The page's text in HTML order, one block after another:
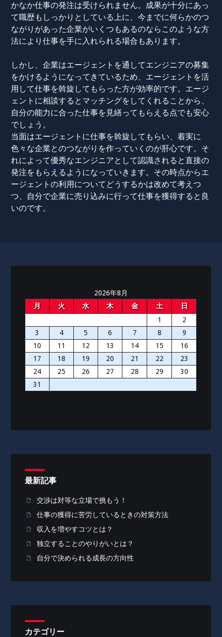
かなか仕事の発注は受けられません。成果が十分にあっ
て職歴もしっかりとしている上に、今までに何らかのつ
ながりがあった企業がいくつもあるのならこのような方
法により仕事を手に入れられる場合もあります。
しかし、企業はエージェントを通してエンジニアの募集
をかけるようになってきているため、エージェントを活
用して仕事を斡旋してもらった方が効率的です。エージ
ェントに相談するとマッチングをしてくれることから、
自分の能力に合った仕事を見繕ってもらえる点でも安心
でしょう。
当面はエージェントに仕事を斡旋してもらい、着実に
色々な企業とのつながりを作っていくのが肝心です。そ
れによって優秀なエンジニアとして認識されると直接の
発注をもらえるようになっていきます。その時点からエ
ージェントの利用についてどうするかは改めて考えつ
つ、自分で企業に売り込みに行って仕事を獲得すると良
いのです。
2026年8月
月
火 水 木 金 土
日
1
2
3
4 5 6 7 8
9
10
11 12 13 14 15
16
17
18 19 20 21 22
23
24
25 26 27 28 29
30
31
最新記事
交渉は対等な立場で挑もう！
仕事の獲得に苦労しているときの対策方法
収入を増やすコツとは？
独立することのやりがいとは？
自分で決められる成長の方向性
カテゴリー